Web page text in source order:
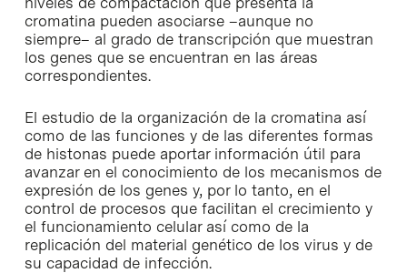
cromatina pueden asociarse –aunque no
siempre– al grado de transcripción que muestran
los genes que se encuentran en las áreas
correspondientes.
El estudio de la organización de la cromatina así
como de las funciones y de las diferentes formas
de histonas puede aportar información útil para
avanzar en el conocimiento de los mecanismos de
expresión de los genes y, por lo tanto, en el
control de procesos que facilitan el crecimiento y
el funcionamiento celular así como de la
replicación del material genético de los virus y de
su capacidad de infección.